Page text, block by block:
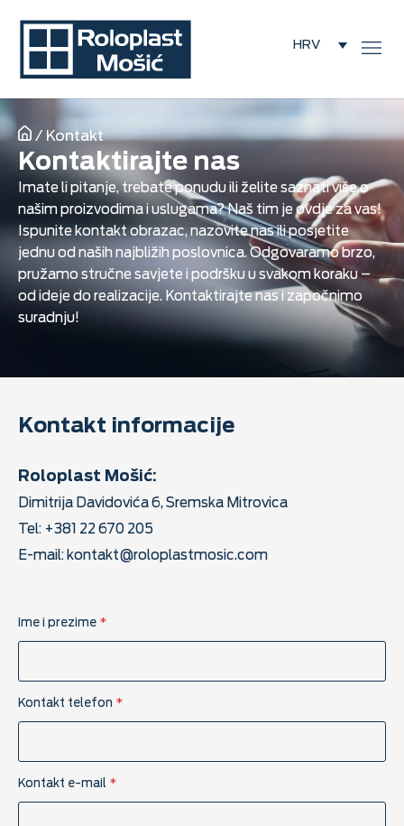
HRV
/ Kontakt
Kontaktirajte nas
Imate li pitanje, trebate ponudu ili želite saznati više o
našim proizvodima i uslugama? Naš tim je ovdje za vas!
Ispunite kontakt obrazac, nazovite nas ili posjetite
jednu od naših najbližih poslovnica. Odgovaramo brzo,
pružamo stručne savjete i podršku u svakom koraku –
od ideje do realizacije. Kontaktirajte nas i započnimo
suradnju!
Kontakt informacije
Roloplast Mošić:
Dimitrija Davidovića 6, Sremska Mitrovica
Tel: +381 22 670 205
E-mail: kontakt@roloplastmosic.com
-
m
Ime i prezime *
Kontakt telefon *
Kontakt e-mail *